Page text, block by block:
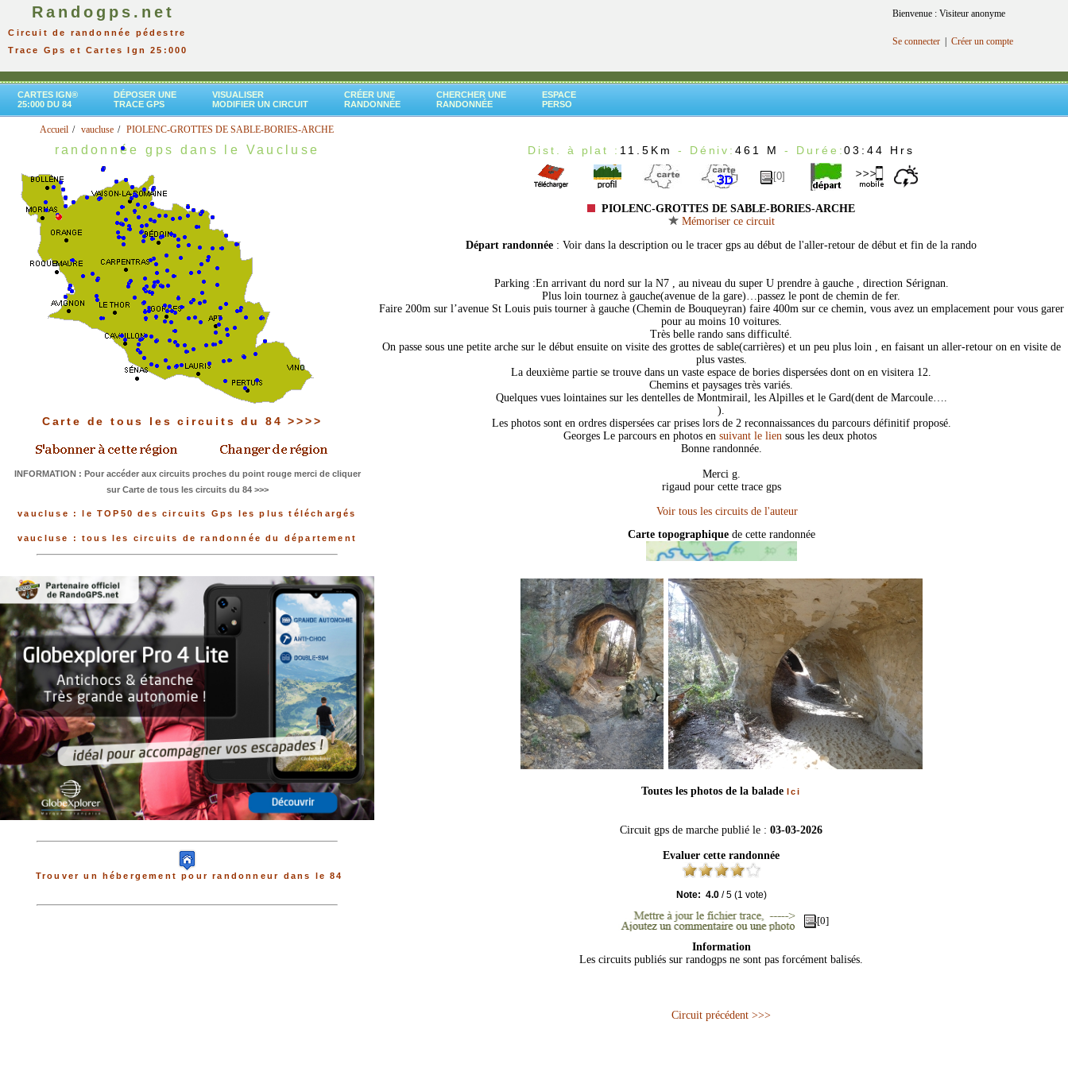
Randogps.net
Circuit de randonnée pédestre
Trace Gps et Cartes Ign 25:000
Bienvenue : Visiteur anonyme
Se connecter Créer un compte
CARTES IGN®
25:000 DU 84
DÉPOSER UNE
TRACE GPS
VISUALISER
MODIFIER UN CIRCUIT
CRÉER UNE
RANDONNÉE
CHERCHER UNE
RANDONNÉE
ESPACE
PERSO
Accueil vaucluse PIOLENC-GROTTES DE SABLE-BORIES-ARCHE
randonnée gps dans le Vaucluse
Carte de tous les circuits du 84 >>>>
INFORMATION : Pour accéder aux circuits proches du point rouge merci de cliquer
sur Carte de tous les circuits du 84 >>>
vaucluse : le TOP50 des circuits Gps les plus téléchargés
vaucluse : tous les circuits de randonnée du département
Trouver un hébergement pour randonneur dans le 84
Dist. à plat : 11.5Km - Déniv:461 M - Durée:03:44 Hrs
[0]
PIOLENC-GROTTES DE SABLE-BORIES-ARCHE
Mémoriser ce circuit
Départ randonnée : Voir dans la description ou le tracer gps au début de l'aller-retour de début et fin de la rando
Parking :En arrivant du nord sur la N7 , au niveau du super U prendre à gauche , direction Sérignan.
Plus loin tournez à gauche(avenue de la gare)…passez le pont de chemin de fer.
Faire 200m sur l’avenue St Louis puis tourner à gauche (Chemin de Bouqueyran) faire 400m sur ce chemin, vous avez un emplacement pour vous garer
pour au moins 10 voitures.
Très belle rando sans difficulté.
On passe sous une petite arche sur le début ensuite on visite des grottes de sable(carrières) et un peu plus loin , en faisant un aller-retour on en visite de
plus vastes.
La deuxième partie se trouve dans un vaste espace de bories dispersées dont on en visitera 12.
Chemins et paysages très variés.
Quelques vues lointaines sur les dentelles de Montmirail, les Alpilles et le Gard(dent de Marcoule….
).
Les photos sont en ordres dispersées car prises lors de 2 reconnaissances du parcours définitif proposé.
Georges Le parcours en photos en suivant le liensous les deux photos
Bonne randonnée.
Merci g.
rigaud pour cette trace gps
Carte topographique de cette randonnée
Toutes les photos de la balade Ici
Circuit gps de marche publié le : 03-03-2026
Evaluer cette randonnée
Note: 4.0/5(1 vote)
[0]
Information
Les circuits publiés sur randogps ne sont pas forcément balisés.
Circuit précédent >>>